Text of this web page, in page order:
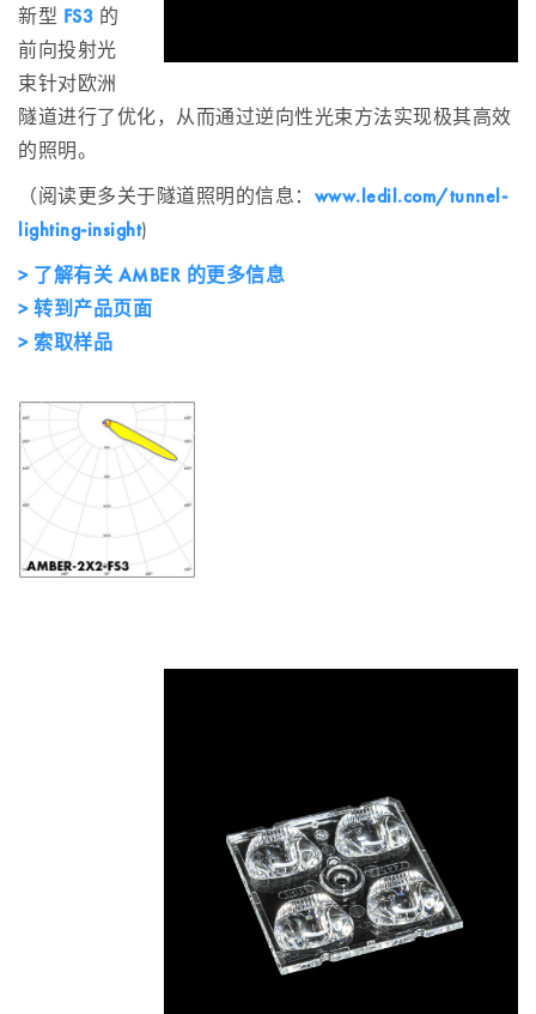
新型 FS3 的
前向投射光
束针对欧洲
隧道进行了优化，从而通过逆向性光束方法实现极其高效
的照明。
（阅读更多关于隧道照明的信息： www.ledil.com/tunnel-
lighting-insight)
> 了解有关 AMBER 的更多信息
> 转到产品页面
> 索取样品